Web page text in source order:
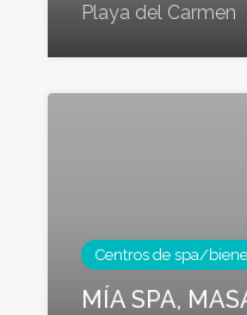
Playa del Carmen
Centros de spa/
MÍA SPA,